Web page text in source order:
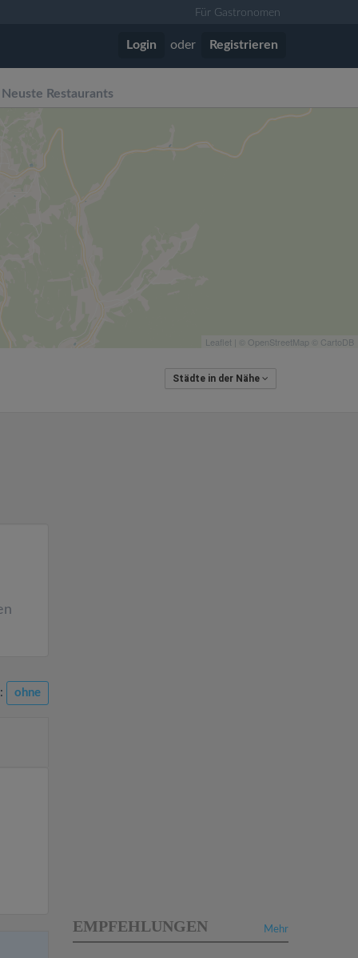
Für Gastronomen
Login oder Registrieren
Neuste Restaurants
Leaflet | © OpenStreetMap © CartoDB
Städte in der Nähe
ohne
Mehr
EMPFEHLUNGEN